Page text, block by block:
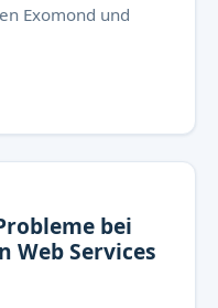
Exomond und
bei
Web Services